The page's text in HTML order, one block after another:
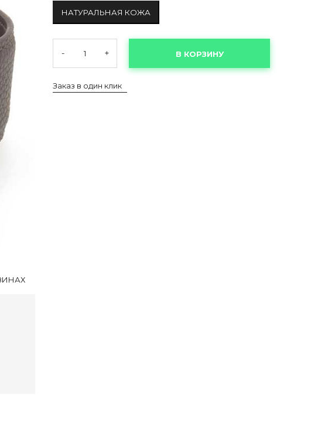
НАТУРАЛЬНАЯ КОЖА
- + В КОРЗИНУ
Заказ в один клик